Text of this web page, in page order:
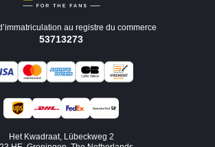
au registre du commerce
53713273
Het Kwadraat, Lübeckweg 2